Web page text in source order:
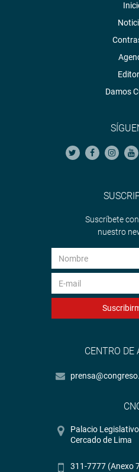
Damos
Suscríbete
nuestro
CENTRO DE
Palacio
Cercado de Lima
311-7777 (Anexo